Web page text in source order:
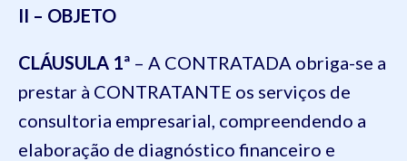
II – OBJETO
CLÁUSULA 1ª – A CONTRATADA obriga-se a
prestar à CONTRATANTE os serviços de
consultoria empresarial, compreendendo a
elaboração de diagnóstico financeiro e